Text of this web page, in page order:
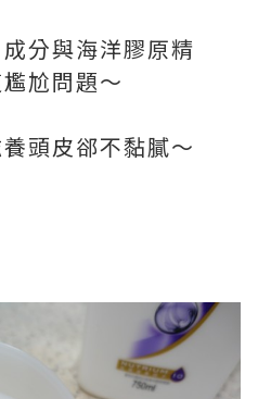
分與海洋膠原精
尬問題～
頭皮郤不黏膩～